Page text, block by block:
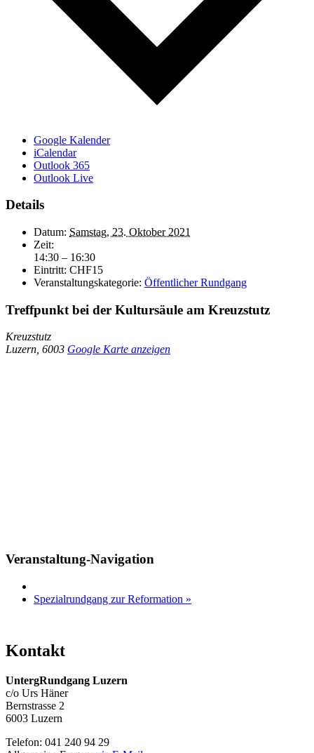
Google Kalender
iCalendar
Outlook 365
Outlook Live
Details
Datum: Samstag, 23. Oktober 2021
Zeit:
14:30 – 16:30
Eintritt: CHF15
Veranstaltungskategorie: Öffentlicher Rundgang
Treffpunkt bei der Kultursäule am Kreuzstutz
Kreuzstutz
Luzern 6003 Google Karte anzeigen
Veranstaltung-Navigation
Spezialrundgang zur Reformation »
Kontakt
UntergRundgang Luzern
c/o Urs Häner
Bernstrasse 2
6003 Luzern
Telefon: 041 240 94 29